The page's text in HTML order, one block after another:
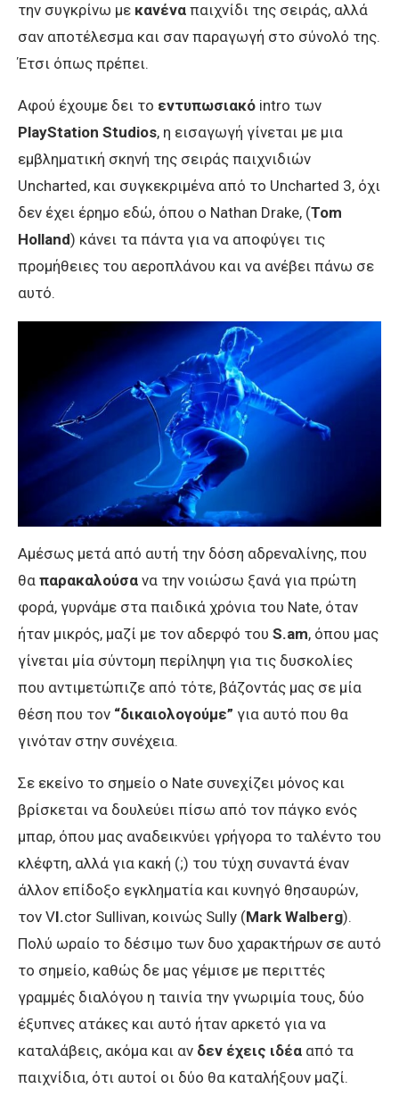
την συγκρίνω με κανένα παιχνίδι της σειράς, αλλά
σαν αποτέλεσμα και σαν παραγωγή στο σύνολό της.
Έτσι όπως πρέπει.
Αφού έχουμε δει το εντυπωσιακό intro των
PlayStation Studios, η εισαγωγή γίνεται με μια
εμβληματική σκηνή της σειράς παιχνιδιών
Uncharted, και συγκεκριμένα από το Uncharted 3, όχι
δεν έχει έρημο εδώ, όπου ο Nathan Drake, (Tom
Holland) κάνει τα πάντα για να αποφύγει τις
προμήθειες του αεροπλάνου και να ανέβει πάνω σε
αυτό.
Αμέσως μετά από αυτή την δόση αδρεναλίνης, που
θα παρακαλούσα να την νοιώσω ξανά για πρώτη
φορά, γυρνάμε στα παιδικά χρόνια του Nate, όταν
ήταν μικρός, μαζί με τον αδερφό του S.am, όπου μας
γίνεται μία σύντομη περίληψη για τις δυσκολίες
που αντιμετώπιζε από τότε, βάζοντάς μας σε μία
θέση που τον “δικαιολογούμε” για αυτό που θα
γινόταν στην συνέχεια.
Σε εκείνο το σημείο ο Nate συνεχίζει μόνος και
βρίσκεται να δουλεύει πίσω από τον πάγκο ενός
μπαρ, όπου μας αναδεικνύει γρήγορα το ταλέντο του
κλέφτη, αλλά για κακή (;) του τύχη συναντά έναν
άλλον επίδοξο εγκληματία και κυνηγό θησαυρών,
τον VI.ctor Sullivan, κοινώς Sully (Mark Walberg).
Πολύ ωραίο το δέσιμο των δυο χαρακτήρων σε αυτό
το σημείο, καθώς δε μας γέμισε με περιττές
γραμμές διαλόγου η ταινία την γνωριμία τους, δύο
έξυπνες ατάκες και αυτό ήταν αρκετό για να
καταλάβεις, ακόμα και αν δεν έχεις ιδέα από τα
παιχνίδια, ότι αυτοί οι δύο θα καταλήξουν μαζί.